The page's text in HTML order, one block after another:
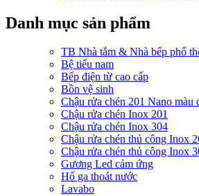
Danh mục sản phẩm
TB Nhà tắm & Nhà bếp phổ
Bệ tiểu nam
Bếp điện từ cao cấp
Bồn vệ sinh
Chậu rửa chén 201 Nano màu
Chậu rửa chén Inox 201
Chậu rửa chén Inox 304
Chậu rửa chén thủ công Inox
Chậu rửa chén thủ công Inox
Gương Led cảm ứng
Hố ga thoát nước
Lavabo